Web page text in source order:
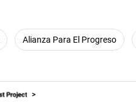
Alianza Para El Progreso